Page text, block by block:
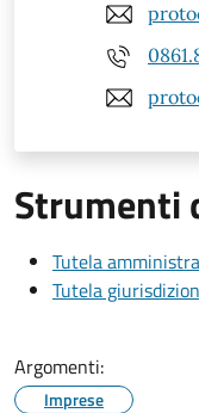
Strumenti
Tutela
Tutela
Argomenti:
Imprese